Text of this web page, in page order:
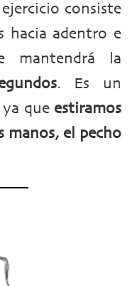
consiste
hacia adentro e
mantendrá la
. Es un
que estiramos
manos, el pecho